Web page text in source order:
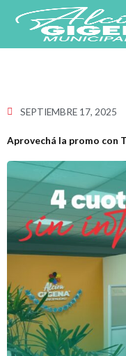
contenido
SEPTIEMBRE 17, 2025
Aprovechá la promo con